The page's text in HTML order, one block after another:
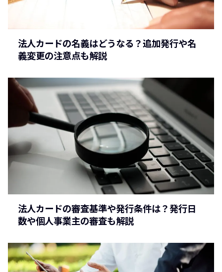
法人カードの名義はどうなる？追加発行や名
義変更の注意点も解説
法人カードの審査基準や発行条件は？発行日
数や個人事業主の審査も解説